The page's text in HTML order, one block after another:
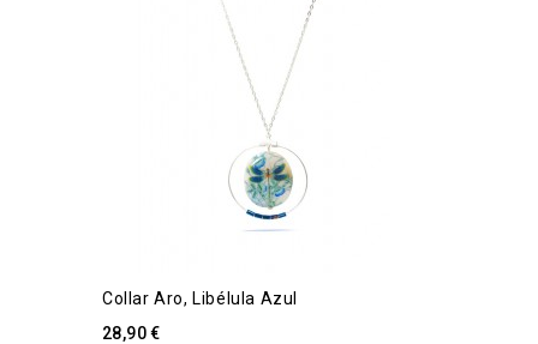
Collar Aro, Libélula Azul
28,90 €